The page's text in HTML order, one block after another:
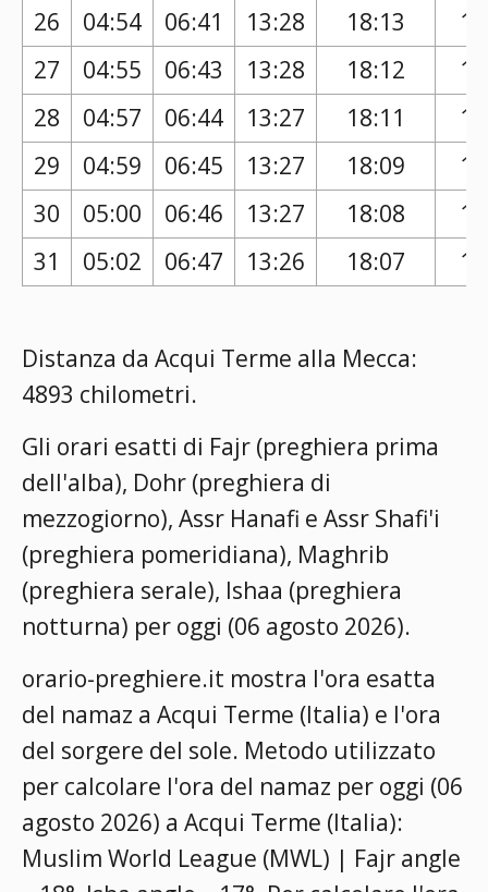
26
04:54 06:41 13:28 18:13
27
04:55 06:43 13:28 18:12
28
04:57 06:44 13:27 18:11
29
04:59 06:45 13:27 18:09
30
05:00 06:46 13:27 18:08
31
05:02 06:47 13:26 18:07
Distanza da Acqui Terme alla Mecca:
4893 chilometri.
Gli orari esatti di Fajr (preghiera prima
dell'alba), Dohr (preghiera di
mezzogiorno), Assr Hanafi e Assr Shafi'i
(preghiera pomeridiana), Maghrib
(preghiera serale), Ishaa (preghiera
notturna) per oggi (06 agosto 2026).
orario-preghiere.it mostra l'ora esatta
del namaz a Acqui Terme (Italia) e l'ora
del sorgere del sole. Metodo utilizzato
per calcolare l'ora del namaz per oggi (06
agosto 2026) a Acqui Terme (Italia):
Muslim World League (MWL) | Fajr angle